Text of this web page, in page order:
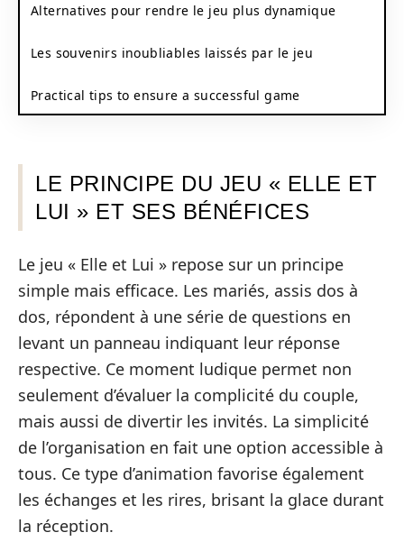
Alternatives pour rendre le jeu plus dynamique
Les souvenirs inoubliables laissés par le jeu
Practical tips to ensure a successful game
LE PRINCIPE DU JEU « ELLE ET
LUI » ET SES BÉNÉFICES
Le jeu « Elle et Lui » repose sur un principe
simple mais efficace. Les mariés, assis dos à
dos, répondent à une série de questions en
levant un panneau indiquant leur réponse
respective. Ce moment ludique permet non
seulement d’évaluer la complicité du couple,
mais aussi de divertir les invités. La simplicité
de l’organisation en fait une option accessible à
tous. Ce type d’animation favorise également
les échanges et les rires, brisant la glace durant
la réception.